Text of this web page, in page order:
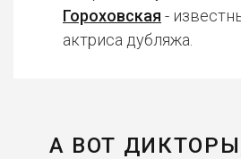
Гороховская -
актриса дубляжа.
А ВОТ